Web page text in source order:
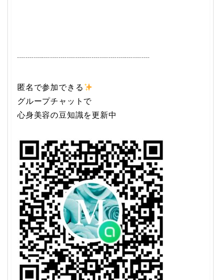
┈┈┈┈┈┈┈┈┈┈┈┈┈┈┈┈
匿名で参加できる
グループチャットで
心身美容の豆知識を更新中